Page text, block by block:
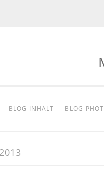
BLOG-INHALT BLOG-